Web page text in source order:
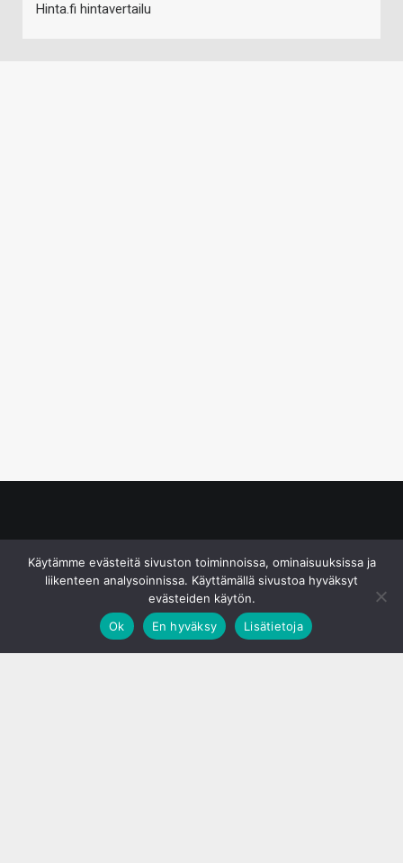
Hinta.fi hintavertailu
Käytämme evästeitä sivuston toiminnoissa, ominaisuuksissa ja
liikenteen analysoinnissa. Käyttämällä sivustoa hyväksyt
evästeiden käytön.
Ok
En hyväksy Lisätietoja